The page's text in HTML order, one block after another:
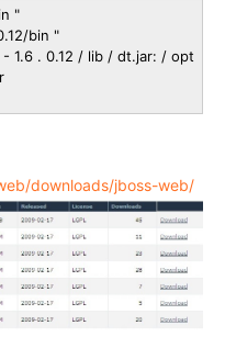
"
bin "
- 1.6 . 0.12 / lib / dt.jar: / opt
downloads/jboss-web/